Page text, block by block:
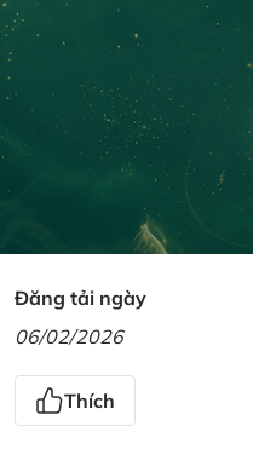
Đăng tải ngày
06/02/2026
Thích